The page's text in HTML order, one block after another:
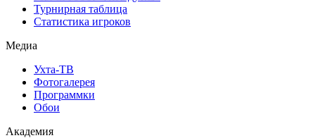
Турнирная таблица
Статистика игроков
Медиа
Ухта-ТВ
Фотогалерея
Программки
Обои
Академия